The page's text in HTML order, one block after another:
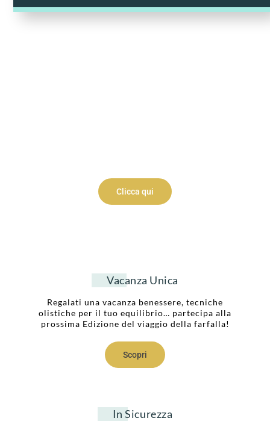
Clicca qui
Vacanza Unica
Regalati una vacanza benessere, tecniche
olistiche per il tuo equilibrio… partecipa alla
prossima Edizione del viaggio della farfalla!
Scopri
In Sicurezza